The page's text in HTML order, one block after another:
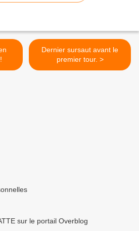
Dernier sursaut avant le
premier tour. >
sur le portail Overblog